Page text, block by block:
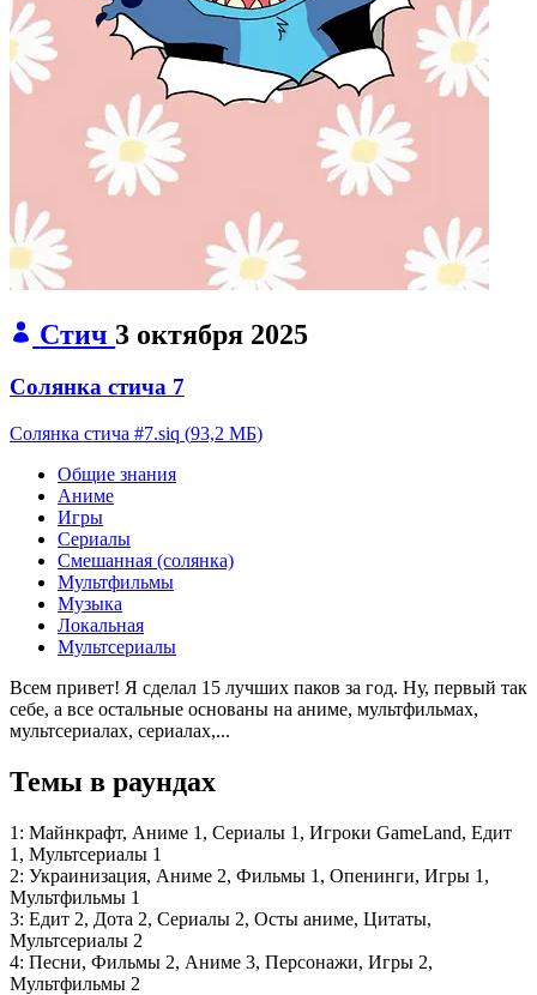
Стич 3 октября 2025
Солянка стича 7
Солянка стича #7.siq (93,2 МБ)
Общие знания
Аниме
Игры
Сериалы
Смешанная (солянка)
Мультфильмы
Музыка
Локальная
Мультсериалы
Всем привет! Я сделал 15 лучших паков за год. Ну, первый так
себе, а все остальные основаны на аниме, мультфильмах,
мультсериалах, сериалах,...
Темы в раундах
1: Майнкрафт, Аниме 1, Сериалы 1, Игроки GameLand, Едит
1, Мультсериалы 1
2: Украинизация, Аниме 2, Фильмы 1, Опенинги, Игры 1,
Мультфильмы 1
3: Едит 2, Дота 2, Сериалы 2, Осты аниме, Цитаты,
Мультсериалы 2
4: Песни, Фильмы 2, Аниме 3, Персонажи, Игры 2,
Мультфильмы 2